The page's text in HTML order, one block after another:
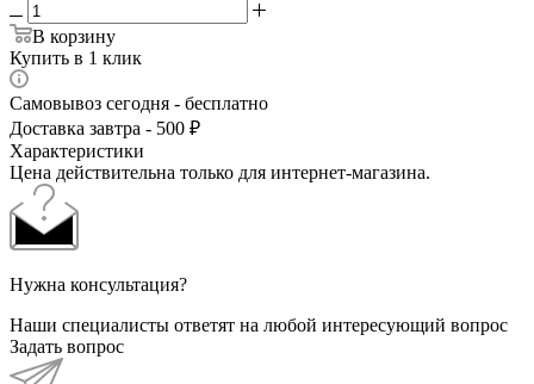
В корзину
Купить в 1 клик
Самовывоз сегодня - бесплатно
Доставка завтра - 500 ₽
Характеристики
Цена действительна только для интернет-магазина.
Нужна консультация?
Наши специалисты ответят на любой интересующий вопрос
Задать вопрос